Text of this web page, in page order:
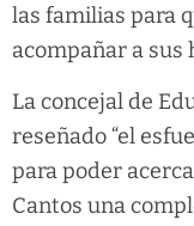
las familias para
acompañar a sus
La concejal de
reseñado “el
para poder
Cantos una